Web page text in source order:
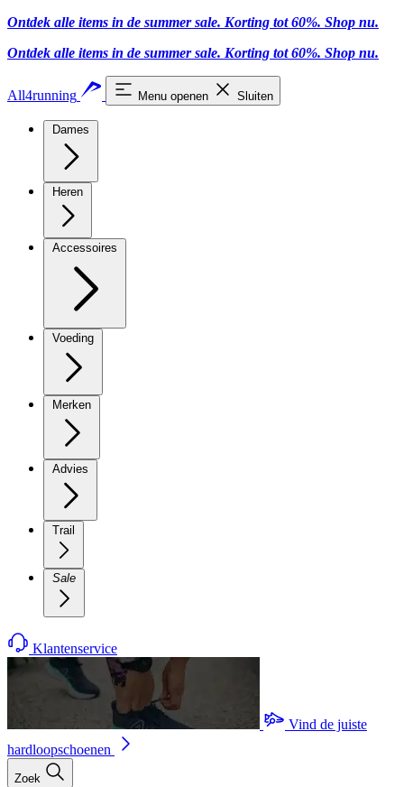
Ontdek alle items in de summer sale. Korting tot 60%. Shop nu.
Ontdek alle items in de summer sale. Korting tot 60%. Shop nu.
All4running Menu openen Sluiten
Dames
Heren
Accessoires
Voeding
Merken
Advies
Trail
Sale
Klantenservice
Vind de juiste
hardloopschoenen
Zoek